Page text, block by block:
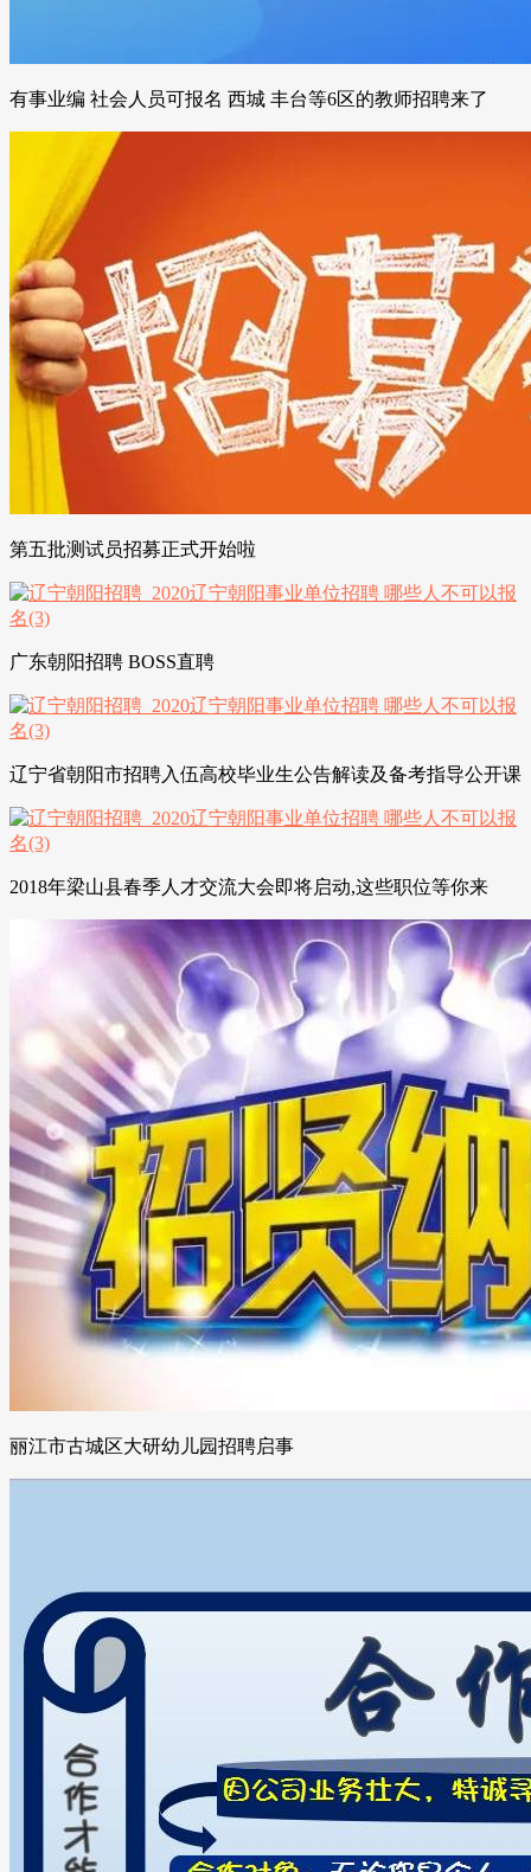
有事业编 社会人员可报名 西城 丰台等6区的教师招聘来了
第五批测试员招募正式开始啦
广东朝阳招聘 BOSS直聘
辽宁省朝阳市招聘入伍高校毕业生公告解读及备考指导公开课
2018年梁山县春季人才交流大会即将启动,这些职位等你来
丽江市古城区大研幼儿园招聘启事